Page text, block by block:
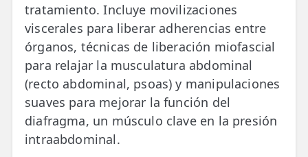
tratamiento. Incluye movilizaciones
viscerales para liberar adherencias entre
órganos, técnicas de liberación miofascial
para relajar la musculatura abdominal
(recto abdominal, psoas) y manipulaciones
suaves para mejorar la función del
diafragma, un músculo clave en la presión
intraabdominal.